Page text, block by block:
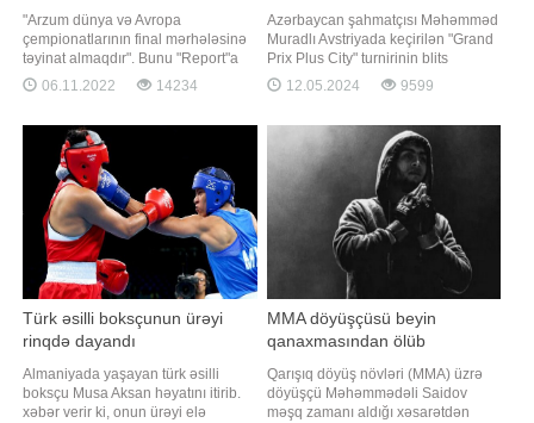
"Arzum dünya və Avropa
çempionatlarının final mərhələsinə
təyinat almaqdır". Bunu "Report"a
müsahibəsində Azərbaycanın FIFA
referisi Əliyar Ağayev deyib. 35 yaşlı
birlikdə hakimlərin də istədiyini
bildirib: "Amma çalışmaq lazımdır.
Çalışmada
06.11.2022 14234
üçüncü yeri tutub
Azərbaycan şahmatçısı Məhəmməd
Muradlı Avstriyada keçirilən "Grand
Prix Plus City" turnirinin blits
mərhələsində qalib olub.
"Report"un məlumatına görə, o, 13
birinci yeri tutub. Eyni yarışda iştirak
edən digər şahmatşımız Şəhriyar
Məmmədyarov 10 xall
12.05.2024 9599
Türk əsilli boksçunun ürəyi
rinqdə dayandı
Almaniyada yaşayan türk əsilli
boksçu Musa Aksan həyatını itirib.
xəbər verir ki, onun ürəyi elə
MMA döyüşçüsü beyin
qanaxmasından ölüb
Qarışıq döyüş növləri (MMA) üzrə
döyüşçü Məhəmmədəli Saidov
məşq zamanı aldığı xəsarətdən